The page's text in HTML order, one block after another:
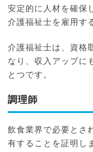
安定的に人材を確保
介護福祉士を雇用す
介護福祉士は、資格
なり、収入アップに
とつです。
調理師
飲食業界で必要とさ
有することを証明し